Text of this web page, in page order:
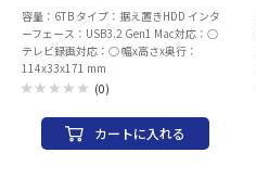
容量：6TB タイプ：据え置きHDD インタ
ーフェース：USB3.2 Gen1 Mac対応：○
テレビ録画対応：○ 幅x高さx奥行：
114x33x171 mm
(0)
カートに入れる